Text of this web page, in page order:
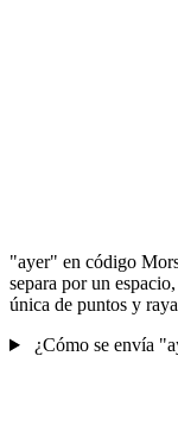
"ayer" en código
separa por un
única de puntos y
¿Cómo se envía